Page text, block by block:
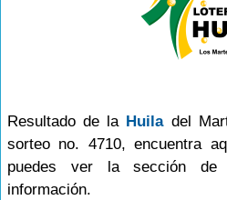
Resultado de la Huiladel
sorteo no. 4710, encuentra
puedes ver la sección de
información.